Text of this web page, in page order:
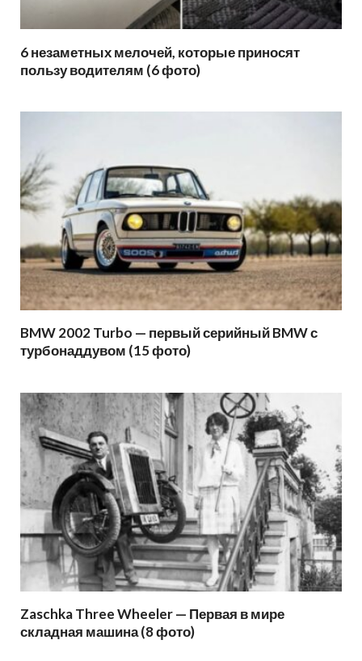
6 незаметных мелочей, которые приносят
пользу водителям (6 фото)
BMW 2002 Turbo — первый серийный BMW с
турбонаддувом (15 фото)
Zaschka Three Wheeler — Первая в мире
складная машина (8 фото)